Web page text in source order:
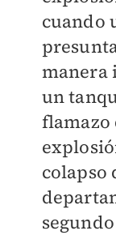
cuando
manera
un
flamazo
colapso